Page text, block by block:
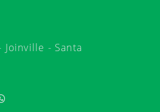
Joinville - Santa